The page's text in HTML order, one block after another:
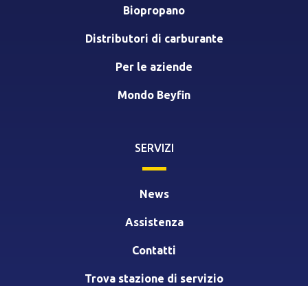
Biopropano
Distributori di carburante
Per le aziende
Mondo Beyfin
SERVIZI
News
Assistenza
Contatti
Trova stazione di servizio